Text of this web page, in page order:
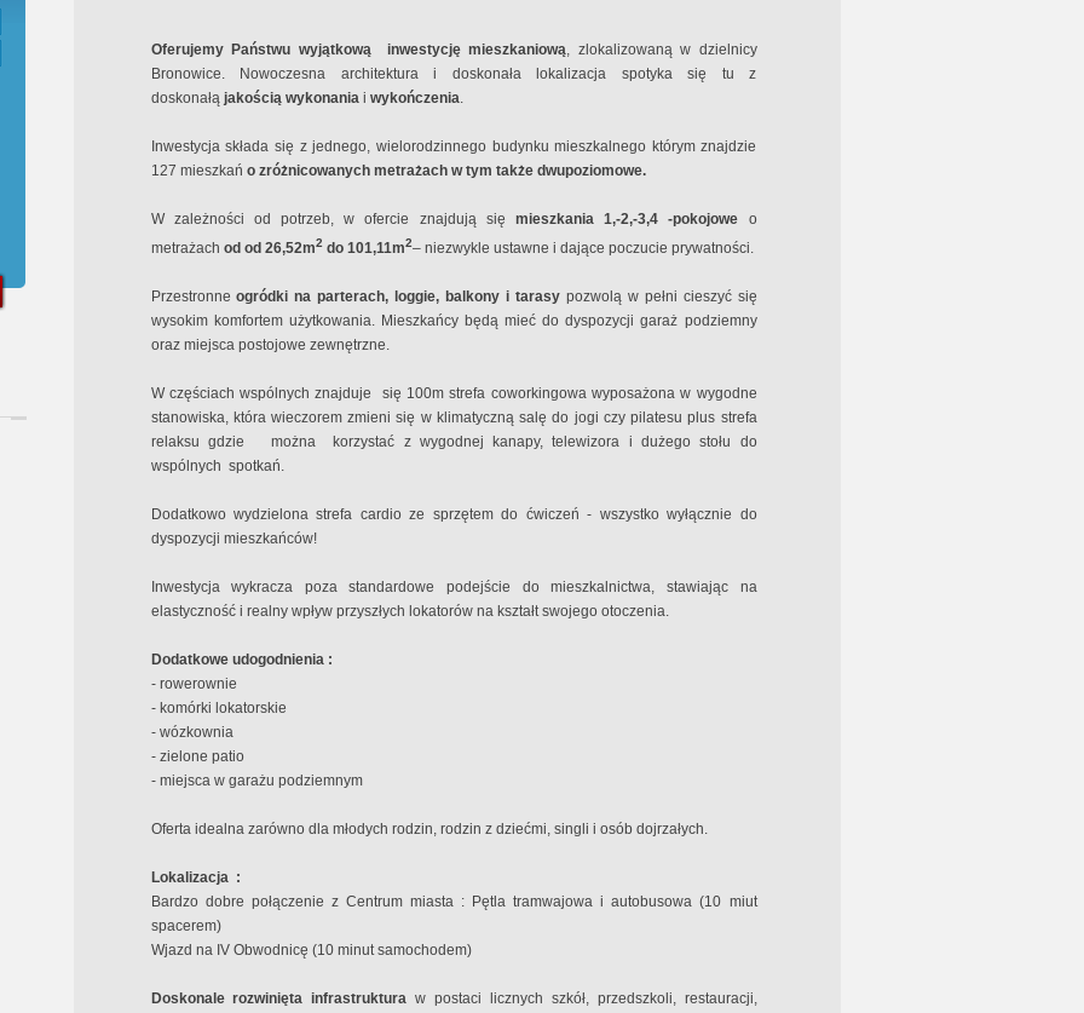
Oferujemy Państwu wyjątkową inwestycję mieszkaniową, zlokalizowaną w dzielnicy
Bronowice. Nowoczesna architektura i doskonała lokalizacja spotyka się tu z
doskonałą jakością wykonaniai wykończenia.
Inwestycja składa się z jednego, wielorodzinnego budynku mieszkalnego którym znajdzie
127 mieszkań o zróżnicowanych metrażach w tym także dwupoziomowe.
W zależności od potrzeb, w ofercie znajdują się mieszkania 1,-2,-3,4 -pokojowe o
metrażach od od 26,52m2do 101,11m2– niezwykle ustawne i dające poczucie prywatności.
Przestronne ogródki na parterach, loggie, balkony i tarasypozwolą w pełni cieszyć się
wysokim komfortem użytkowania. Mieszkańcy będą mieć do dyspozycji garaż podziemny
oraz miejsca postojowe zewnętrzne.
W częściach wspólnych znajduje się 100m strefa coworkingowa wyposażona w wygodne
stanowiska, która wieczorem zmieni się w klimatyczną salę do jogi czy pilatesu plus strefa
relaksu gdzie
można
korzystać z wygodnej kanapy, telewizora i dużego stołu do
wspólnych spotkań.
Dodatkowo wydzielona strefa cardio ze sprzętem do ćwiczeń - wszystko wyłącznie do
dyspozycji mieszkańców!
Inwestycja wykracza poza standardowe podejście do mieszkalnictwa, stawiając na
elastyczność i realny wpływ przyszłych lokatorów na kształt swojego otoczenia.
Dodatkowe udogodnienia :
- rowerownie
- komórki lokatorskie
- wózkownia
- zielone patio
- miejsca w garażu podziemnym
Oferta idealna zarówno dla młodych rodzin, rodzin z dziećmi, singli i osób dojrzałych.
Lokalizacja :
Bardzo dobre połączenie z Centrum miasta : Pętla tramwajowa i autobusowa (10 miut
spacerem)
Wjazd na IV Obwodnicę (10 minut samochodem)
Doskonale rozwinięta infrastruktura w postaci licznych szkół, przedszkoli, restauracji,